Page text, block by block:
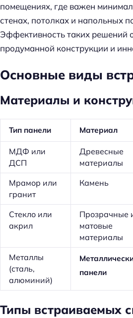
помещениях, где важен
стенах, потолках и напольных
Эффективность таких решений
продуманной конструкции и
Основные виды
Материалы и
Тип панели Материал
МДФ или
ДСП
Древесные
материалы
Мрамор или
гранит
Камень
Стекло или
акрил
Прозрачные
матовые
материалы
Металлы
(сталь,
алюминий)
панели
Типы встраиваемых